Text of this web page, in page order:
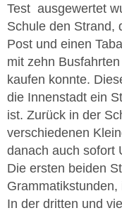
Test ausgewertet
Schule den Strand,
Post und einen
mit zehn
kaufen konnte.
die Innenstadt ein
ist. Zurück in der
verschiedenen
danach auch sofort
Die ersten beiden
In der dritten und